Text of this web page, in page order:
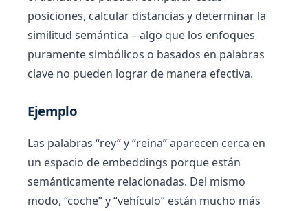
posiciones, calcular distancias y determinar la
similitud semántica – algo que los enfoques
puramente simbólicos o basados en palabras
clave no pueden lograr de manera efectiva.
Ejemplo
Las palabras “rey” y “reina” aparecen cerca en
un espacio de embeddings porque están
semánticamente relacionadas. Del mismo
modo, “coche” y “vehículo” están mucho más